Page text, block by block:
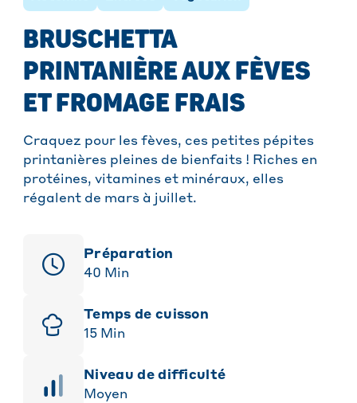
BRUSCHETTA
PRINTANIÈRE AUX FÈVES
ET FROMAGE FRAIS
Craquez pour les fèves, ces petites pépites
printanières pleines de bienfaits ! Riches en
protéines, vitamines et minéraux, elles
régalent de mars à juillet.
Préparation
40 Min
Temps de cuisson
15 Min
niveau de difficulté
Moyen